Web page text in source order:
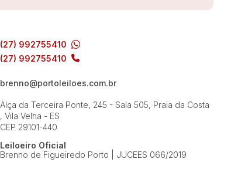
(27) 992755410
(27) 992755410
brenno@portoleiloes.com.br
Alça da Terceira Ponte, 245 - Sala 505, Praia da Costa
, Vila Velha - ES
CEP 29101-440
Leiloeiro Oficial
Brenno de Figueiredo Porto | JUCEES 066/2019